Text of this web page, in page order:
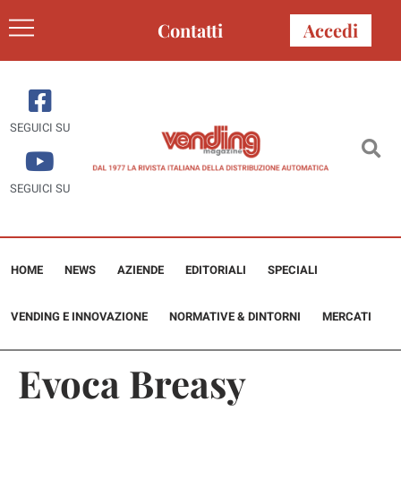
Contatti Accedi
SEGUICI SU
SEGUICI SU
HOME NEWS AZIENDE EDITORIALI SPECIALI
VENDING E INNOVAZIONE NORMATIVE & DINTORNI MERCATI
Evoca Breasy